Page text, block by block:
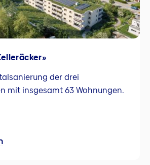
der drei
mit insgesamt 63 Wohnungen.